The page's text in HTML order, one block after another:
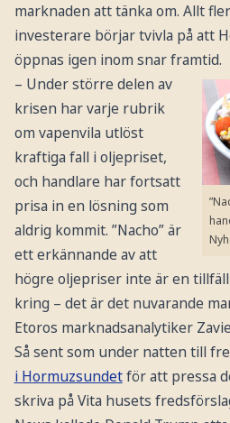
marknaden att tänka om. Allt
investerare börjar tvivla på att
öppnas igen inom snar framtid.
– Under större delen av
krisen har varje rubrik
om vapenvila utlöst
kraftiga fall i oljepriset,
och handlare har fortsatt
prisa in en lösning som
aldrig kommit. ”Nacho” är
ett erkännande av att
högre oljepriser inte är en
kring – det är det nuvarande
Etoros marknadsanalytiker
Så sent som under natten till
i Hormuzsundetför att pressa
skriva på Vita husets